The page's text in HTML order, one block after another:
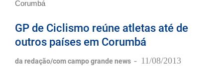
GP de Ciclismo reúne atletas até de
outros países em Corumbá
da redação/com campo grande news - 11/08/2013